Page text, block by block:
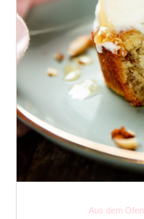
Aus dem Ofen